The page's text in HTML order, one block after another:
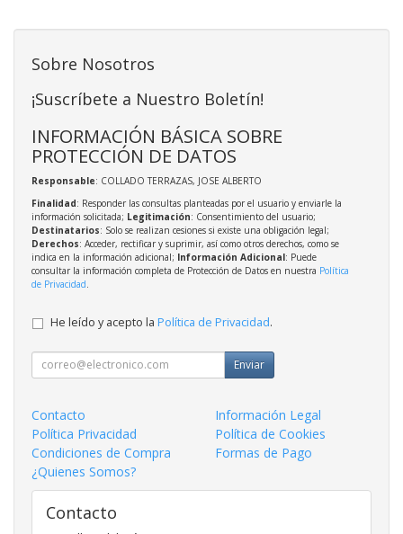
Sobre Nosotros
¡Suscríbete a Nuestro Boletín!
INFORMACIÓN BÁSICA SOBRE
PROTECCIÓN DE DATOS
Responsable: COLLADO TERRAZAS, JOSE ALBERTO
Finalidad: Responder las consultas planteadas por el usuario y enviarle la
información solicitada; Legitimación: Consentimiento del usuario;
Destinatarios: Solo se realizan cesiones si existe una obligación legal;
Derechos: Acceder, rectificar y suprimir, así como otros derechos, como se
indica en la información adicional; Información Adicional: Puede
consultar la información completa de Protección de Datos en nuestra Política
de Privacidad
He leído y acepto la Política de Privacidad.
Enviar
Contacto
Información Legal
Política Privacidad
Política de Cookies
Condiciones de Compra
Formas de Pago
¿Quienes Somos?
Contacto